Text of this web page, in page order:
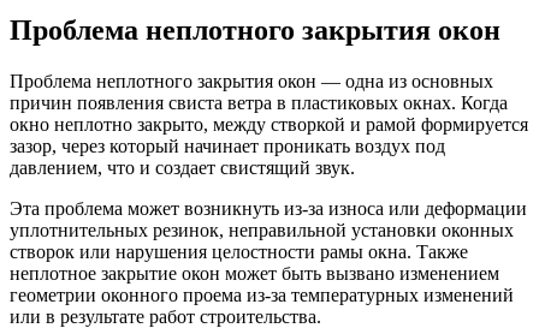
Проблема неплотного закрытия окон
Проблема неплотного закрытия окон — одна из основных
причин появления свиста ветра в пластиковых окнах. Когда
окно неплотно закрыто, между створкой и рамой формируется
зазор, через который начинает проникать воздух под
давлением, что и создает свистящий звук.
Эта проблема может возникнуть из-за износа или деформации
уплотнительных резинок, неправильной установки оконных
створок или нарушения целостности рамы окна. Также
неплотное закрытие окон может быть вызвано изменением
геометрии оконного проема из-за температурных изменений
или в результате работ строительства.